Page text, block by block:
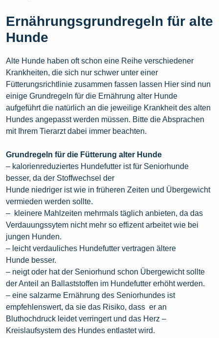
Ernährungsgrundregeln für alte
Hunde
Alte Hunde haben oft schon eine Reihe verschiedener
Krankheiten, die sich nur schwer unter einer
Fütterungsrichtlinie zusammen fassen lassen Hier sind nun
einige Grundregeln für die Ernährung alter Hunde
aufgeführt die natürlich an die jeweilige Krankheit des alten
Hundes angepasst werden müssen. Bitte die Absprachen
mit Ihrem Tierarzt dabei immer beachten.
Grundregeln für die Fütterung alter Hunde
– kalorienreduziertes Hundefutter ist für Seniorhunde
besser, da der Stoffwechsel der
Hunde niedriger ist wie in früheren Zeiten und Übergewicht
vermieden werden sollte.
– kleinere Mahlzeiten mehrmals täglich anbieten, da das
Verdauungssytem nicht mehr so effizent arbeitet wie bei
jungen Hunden.
– leicht verdauliches Hundefutter vertragen ältere
Hunde besser.
– neigt oder hat der Seniorhund schon Übergewicht sollte
der Anteil an Ballaststoffen im Hundefutter erhöht werden.
– eine salzarme Ernährung des Seniorhundes ist
empfehlenswert, da sie das Risiko, dass er an
Bluthochdruck leidet verringert und das Herz –
Kreislaufsystem des Hundes entlastet wird.